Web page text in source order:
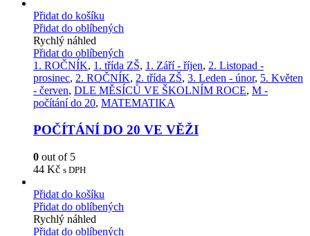
Přidat do košíku
Přidat do oblíbených
Rychlý náhled
Přidat do oblíbených
1. ROČNÍK, 1. třída ZŠ, 1. Září - říjen, 2. Listopad -
prosinec, 2. ROČNÍK, 2. třída ZŠ, 3. Leden - únor, 5. Květen
- červen, DLE MĚSÍCŮ VE ŠKOLNÍM ROCE, M -
počítání do 20, MATEMATIKA
POČÍTÁNÍ DO 20 VE VĚŽI
0 out of 5
44 Kč s DPH
Přidat do košíku
Přidat do oblíbených
Rychlý náhled
Přidat do oblíbených